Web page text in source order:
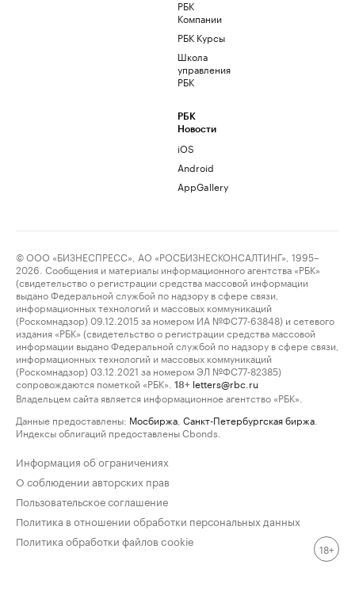
РБК
Компании
РБК Курсы
Школа
управления
РБК
РБК
Новости
iOS
Android
AppGallery
© ООО «БИЗНЕСПРЕСС», АО «РОСБИЗНЕСКОНСАЛТИНГ», 1995–
2026. Сообщения и материалы информационного агентства «РБК»
(свидетельство о регистрации средства массовой информации
выдано Федеральной службой по надзору в сфере связи,
информационных технологий и массовых коммуникаций
(Роскомнадзор) 09.12.2015 за номером ИА №ФС77-63848) и сетевого
издания «РБК» (свидетельство о регистрации средства массовой
информации выдано Федеральной службой по надзору в сфере связи,
информационных технологий и массовых коммуникаций
(Роскомнадзор) 03.12.2021 за номером ЭЛ №ФС77-82385)
сопровождаются пометкой «РБК».
18+ letters@rbc.ru
Владельцем сайта является информационное агентство «РБК».
Данные предоставлены: Мосбиржа Санкт-Петербургская биржа
Индексы облигаций предоставлены Cbonds.
Информация об ограничениях
О соблюдении авторских прав
Пользовательское соглашение
Политика в отношении обработки персональных данных
Политика обработки файлов cookie
18+